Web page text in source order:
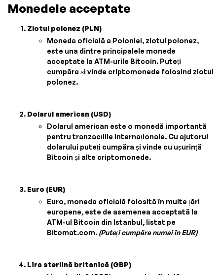
Monedele acceptate
Zlotul polonez (PLN)
Moneda oficială a Poloniei, zlotul polonez,
este una dintre principalele monede
acceptate la ATM-urile Bitcoin. Puteți
cumpăra și vinde criptomonede folosind zlotul
polonez.
Dolarul american (USD)
Dolarul american este o monedă importantă
pentru tranzacțiile internaționale. Cu ajutorul
dolarului puteți cumpăra și vinde cu ușurință
Bitcoin și alte criptomonede.
Euro (EUR)
Euro, moneda oficială folosită în multe țări
europene, este de asemenea acceptată la
ATM-ul Bitcoin din Istanbul, listat pe
Bitomat.com. (Puteți cumpăra numai în EUR)
Lira sterlină britanică (GBP)